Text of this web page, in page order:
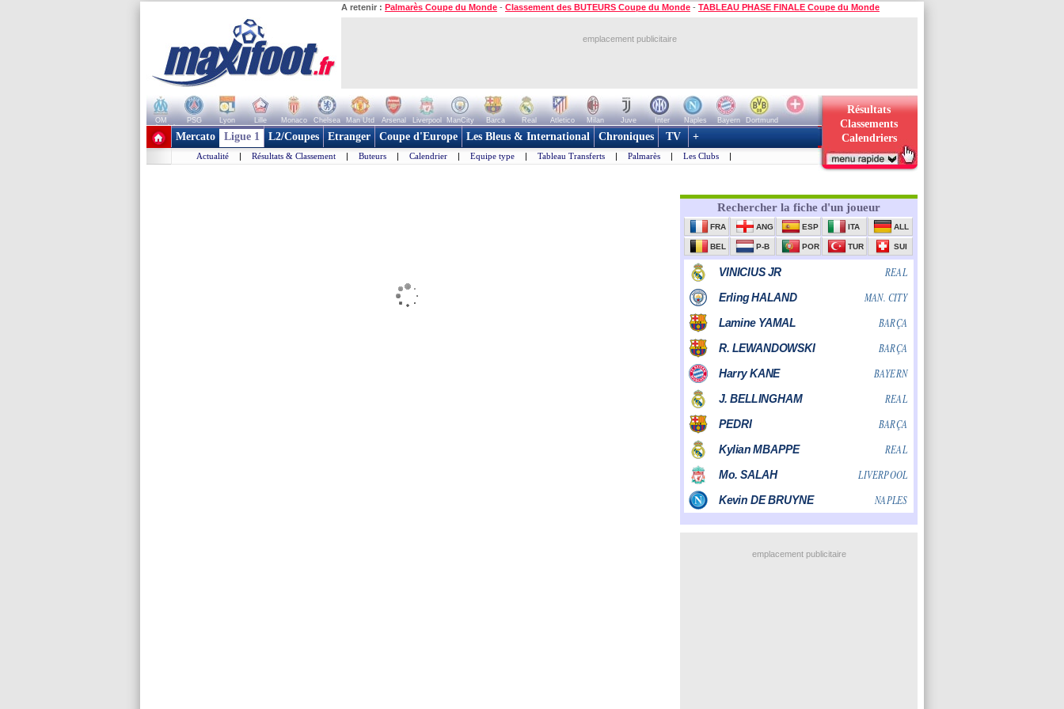
A retenir : Palmarès Coupe du Monde - Classement des BUTEURS Coupe du Monde - TABLEAU PHASE FINALE Coupe du Monde
emplacement publicitaire
OM PSG Lyon Lille Monaco Chelsea Man Utd Arsenal Liverpool ManCity Barca Real Atletico Milan Juve Inter Naples Bayern
Dortmund
+ de clubs
Résultats
Classements
Calendriers
Mercato Ligue 1 L2/Coupes Etranger Coupe d'Europe Les Bleus & International Chroniques TV +
Actualité | Résultats & Classement | Buteurs | Calendrier | Equipe type | Tableau Transferts | Palmarès | Les Clubs |
emplacement publicitaire